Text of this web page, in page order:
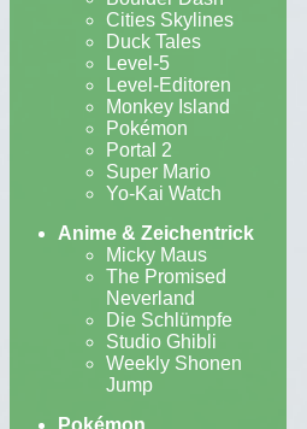
Cities Skylines
Duck Tales
Level-5
Level-Editoren
Monkey Island
Pokémon
Portal 2
Super Mario
Yo-Kai Watch
Anime & Zeichentrick
Micky Maus
The Promised
Neverland
Die Schlümpfe
Studio Ghibli
Weekly Shonen
Jump
Pokémon